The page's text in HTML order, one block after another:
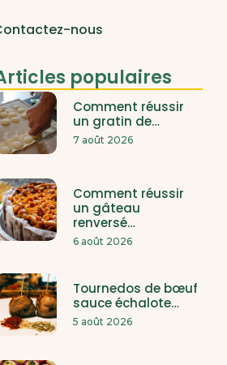
nous
populaires
Comment réussir
un gratin de…
7 août 2026
Comment réussir
un gâteau
renversé…
6 août 2026
Tournedos de bœuf
sauce échalote…
5 août 2026